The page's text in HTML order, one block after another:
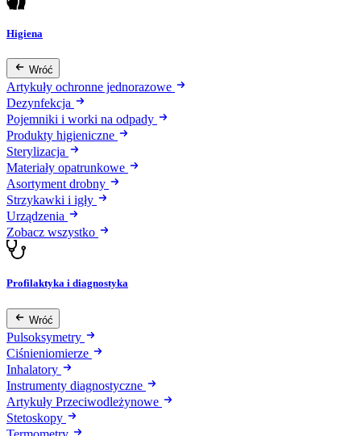
Higiena
Wróć
Artykuły ochronne jednorazowe
Dezynfekcja
Pojemniki i worki na odpady
Produkty higieniczne
Sterylizacja
Materiały opatrunkowe
Asortyment drobny
Strzykawki i igły
Urządzenia
Zobacz wszystko
Profilaktyka i diagnostyka
Wróć
Pulsoksymetry
Ciśnieniomierze
Inhalatory
Instrumenty diagnostyczne
Artykuły Przeciwodleżynowe
Stetoskopy